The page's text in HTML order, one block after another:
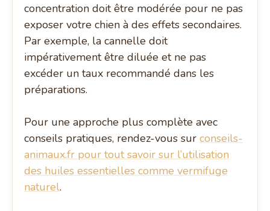
concentration doit être modérée pour ne pas
exposer votre chien à des effets secondaires.
Par exemple, la cannelle doit
impérativement être diluée et ne pas
excéder un taux recommandé dans les
préparations.
Pour une approche plus complète avec
conseils pratiques, rendez-vous surconseils-
animaux.fr pour tout savoir sur l’utilisation
des huiles essentielles comme vermifuge
naturel.